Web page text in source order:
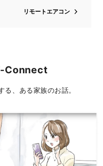
リモートエアコン
Connect
、ある家族のお話。